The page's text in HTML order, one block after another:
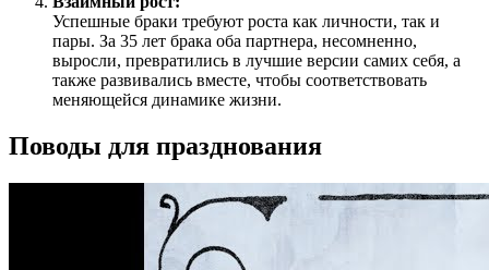
Успешные браки требуют роста как личности, так и
пары. За 35 лет брака оба партнера, несомненно,
выросли, превратились в лучшие версии самих себя, а
также развивались вместе, чтобы соответствовать
меняющейся динамике жизни.
Поводы для празднования